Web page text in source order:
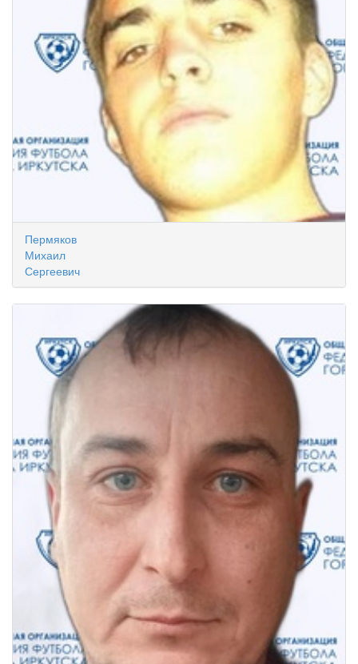
Пермяков
Михаил
Сергеевич